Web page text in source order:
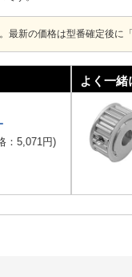
最新の価格は型番確定後に
： 5,071円)
よく一